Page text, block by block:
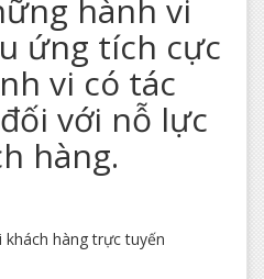
hành vi
ứng tích cực
vi có tác
với nỗ lực
hàng.